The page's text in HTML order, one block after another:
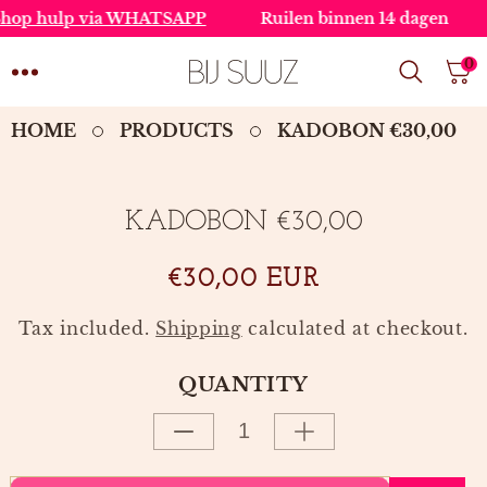
SKIP TO
CONTENT
hulp via WHATSAPP Ruilen binnen 14 dagen
00
HOME PRODUCTS KADOBON €30,00
KADOBON €30,00
€30,00 EUR
Tax included. Shipping calculated at checkout.
QUANTITY
Decrease
Increase